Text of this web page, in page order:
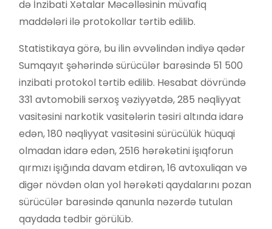
də İnzibati Xətalar Məcəlləsinin müvafiq
maddələri ilə protokollar tərtib edilib.
Statistikaya görə, bu ilin əvvəlindən indiyə qədər
Sumqayıt şəhərində sürücülər barəsində 51 500
inzibati protokol tərtib edilib. Hesabat dövründə
331 avtomobili sərxoş vəziyyətdə, 285 nəqliyyat
vasitəsini narkotik vasitələrin təsiri altında idarə
edən, 180 nəqliyyat vasitəsini sürücülük hüquqi
olmadan idarə edən, 2516 hərəkətini işıqforun
qırmızı işığında davam etdirən, 16 avtoxuliqan və
digər növdən olan yol hərəkəti qaydalarını pozan
sürücülər barəsində qanunla nəzərdə tutulan
qaydada tədbir görülüb.